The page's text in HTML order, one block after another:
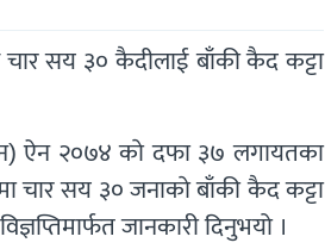
चार सय ३० कैदीलाई बाँकी कैद कट्टा
ऐन २०७४ काे दफा ३७ लगायतका
चार सय ३० जनाकाे बाँकी कैद कट्टा
जानकारी दिनुभयो ।